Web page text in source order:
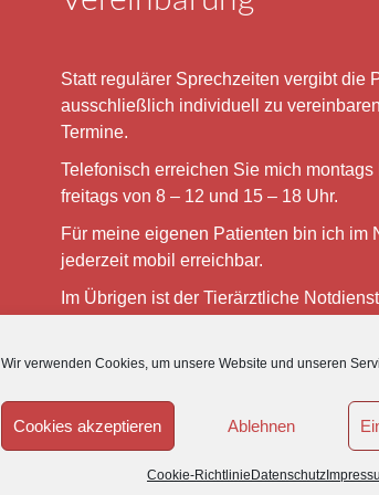
Wir verwenden Cookies, um unsere Website und unseren
Cookies akzeptieren Ablehnen
Cookie-Richtlinie Datenschutz
Statt regulärer Sprechzeiten vergibt die
ausschließlich individuell zu
Termine.
Telefonisch erreichen Sie mich montags
freitags von 8 – 12 und 15 – 18 Uhr.
Für meine eigenen Patienten bin ich im
jederzeit mobil erreichbar.
Im Übrigen ist der Tierärztliche